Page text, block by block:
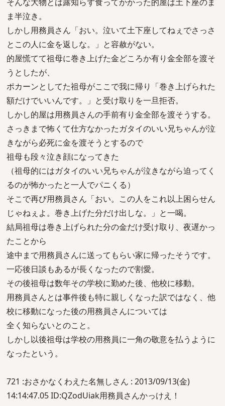
ま半泣き。
しかし用務員さん「おい。泣いて土下座してねぇでさっさ
とこの人に金を返しな。」と容赦がない。
的屋慌てて祖母に巻き上げた金どころか有り金全部を渡そ
うとしたが、
ポカーンとしてた祖母がここで我に帰り「巻き上げられた
額だけでいいんです。」と受け取りを一旦拒否。
しかし的屋は用務員さんの手前有り金全部を渡そうする。
さっきまで怖くて仕方なかったガタイのいい兄ちゃんが泣
きながら必死に金を渡そうとするので
祖母も段々泣き顔になってきた
（祖母的にはガタイのいい兄ちゃんが泣きながら迫ってく
るのが怖かったと一人でパニくる）
そこで再び用務員さん「おい。この人をこれ以上困らせん
じゃねぇよ。巻き上げた分だけ出しな。」と一喝。
結局祖母は巻き上げられた分の金だけ受け取り、夜遅かっ
たことから
途中まで用務員さんに送ってもらい家に帰ったそうです。
一応後日談もあるが長くなったので割愛。
その後祖母は数年その学校に勤めた後、他校に移動。
用務員さんとは事件後も特に親しくなった訳ではなく、他
校に移動になった後の用務員さんについては
全く知らないとのこと。
しかし以後祖母は学校の用務員に一角の敬意を払うように
なったという。
721 :おさかなくわえた名無しさん : 2013/09/13(金)
14:14:47.05 ID:QZodUiak用務員さんかっけえ！